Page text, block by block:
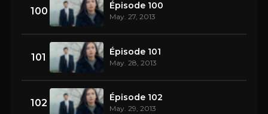
100 Épisode 100
May. 27, 2013
101 Épisode 101
May. 28, 2013
102 Épisode 102
May. 29, 2013